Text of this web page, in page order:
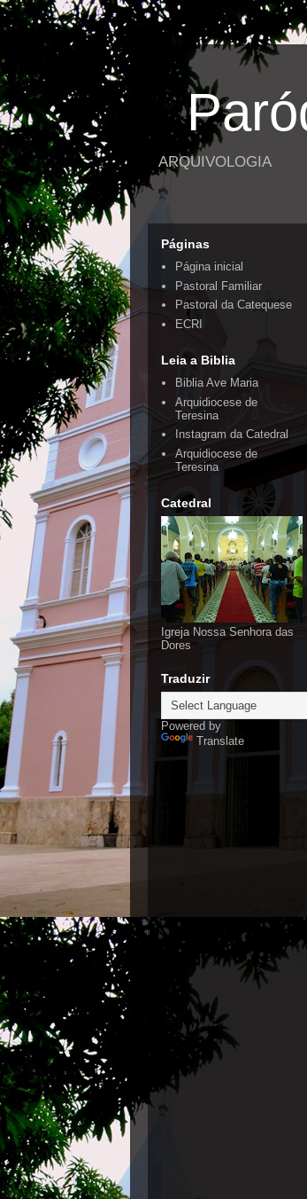
ARQUIVOLOGIA
Páginas
Página inicial
Pastoral Familiar
Pastoral da Catequese
ECRI
Leia a Biblia
Biblia Ave Maria
Arquidiocese de
Teresina
Instagram da Catedral
Arquidiocese de
Teresina
Catedral
Igreja Nossa Senhora das
Dores
Traduzir
Powered by
Translate